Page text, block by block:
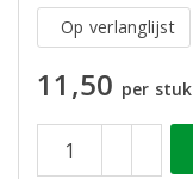
Op verlanglijst
11,50 per stuk